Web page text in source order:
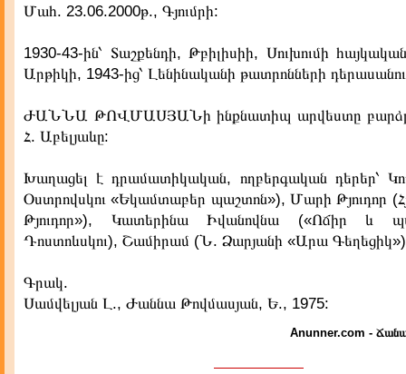
Մահ. 23.06.2000թ., Գյումրի:
1930-43-ին՝ Տաշքենդի, Թբիլիսիի, Սուխումի
Արթիկի, 1943-ից՝ Լենինականի թատրոնների
ԺԱՆՆԱ ԹՈՎՄԱՍՅԱՆի ինքնատիպ արվեստը բարձր
Հ. Աբելյաևը:
Խաղացել է դրամատիկական, ողբերգական դերեր՝
Օստրովսկու «Եկամտաբեր պաշտոն»), Մարի Թյուդոր
Թյուդոր»), Կատերինա Իվանովնա («Ոճիր և
Դոստոևսկու), Շամիրամ (Ն. Ձարյանի «Արա
Գրակ.
Սամվելյան Լ., Ժաննա Թովմասյան, Ե., 1975:
Anunner.com -